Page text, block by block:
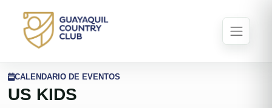
CALENDARIO DE EVENTOS
US KIDS